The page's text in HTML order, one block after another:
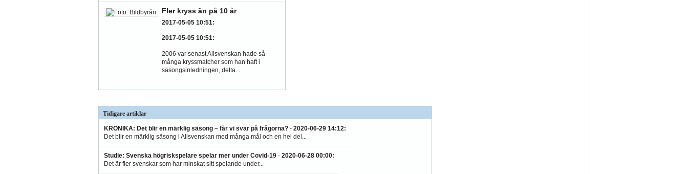
Fler kryss än på 10 år
2017-05-05 10:51:
2017-05-05 10:51:
2006 var senast Allsvenskan hade så
många kryssmatcher som han haft i
säsongsinledningen, detta...
Tidigare artiklar
KRÖNIKA: Det blir en märklig säsong – får vi svar på frågorna? - 2020-06-29 14:12:
Det blir en märklig säsong i Allsvenskan med många mål och en hel del...
Studie: Svenska högriskspelare spelar mer under Covid-19 - 2020-06-28 00:00:
Det är fler svenskar som har minskat sitt spelande under...